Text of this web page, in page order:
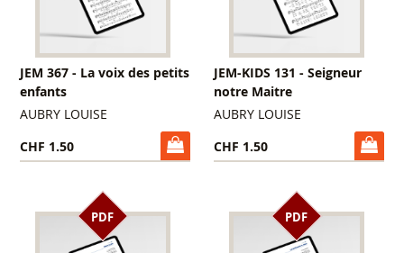
JEM 367 - La voix des petits
enfants
AUBRY LOUISE
CHF 1.50
JEM-KIDS 131 - Seigneur
notre Maitre
AUBRY LOUISE
CHF 1.50
PDF PDF